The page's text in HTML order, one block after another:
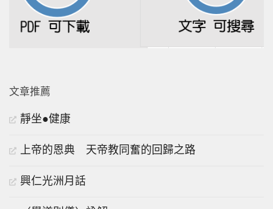
文章推薦
靜坐●健康
上帝的恩典 天帝教同奮的回歸之路
興仁光洲月話